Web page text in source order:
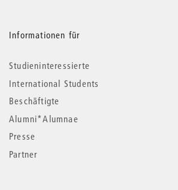
Informationen für
Studieninteressierte
International Students
Beschäftigte
Alumni*Alumnae
Presse
Partner